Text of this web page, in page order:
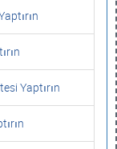
Yaptırın